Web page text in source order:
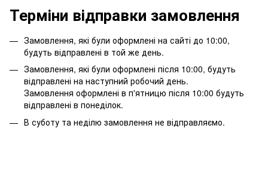
Терміни відправки замовлення
Замовлення, які були оформлені на сайті до 10:00,
будуть відправлені в той же день.
Замовлення, які були оформлені після 10:00, будуть
відправлені на наступний робочий день.
Замовлення оформлені в п'ятницю після 10:00 будуть
відправлені в понеділок.
В суботу та неділю замовлення не відправляємо.